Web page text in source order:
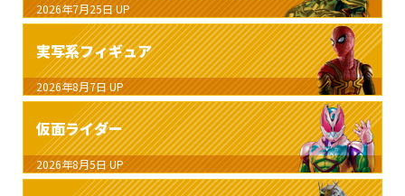
2026年7月25日 UP
実写系フィギュア
2026年8月7日 UP
仮面ライダー
2026年8月5日 UP